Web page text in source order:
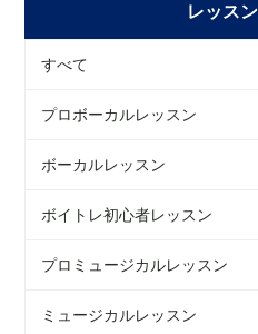
レッス
すべて
プロボーカルレッスン
ボーカルレッスン
ボイトレ初心者レッスン
プロミュージカルレッスン
ミュージカルレッスン